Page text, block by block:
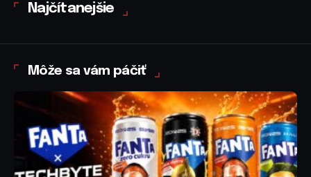
Najčítanejšie
Môže sa vám páčiť